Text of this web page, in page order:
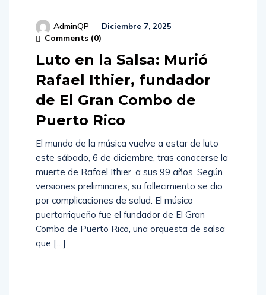
AdminQP Diciembre 7, 2025
Comments (0)
Luto en la Salsa: Murió
Rafael Ithier, fundador
de El Gran Combo de
Puerto Rico
El mundo de la música vuelve a estar de luto
este sábado, 6 de diciembre, tras conocerse la
muerte de Rafael Ithier, a sus 99 años. Según
versiones preliminares, su fallecimiento se dio
por complicaciones de salud. El músico
puertorriqueño fue el fundador de El Gran
Combo de Puerto Rico, una orquesta de salsa
que […]